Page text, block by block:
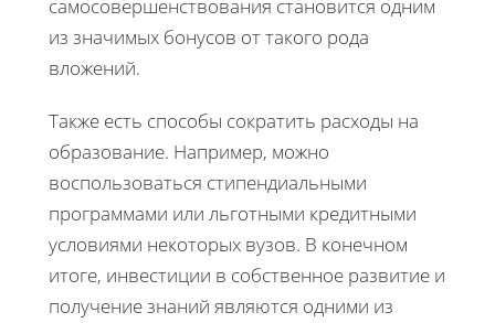
самосовершенствования становится одним
из значимых бонусов от такого рода
вложений.
Также есть способы сократить расходы на
образование. Например, можно
воспользоваться стипендиальными
программами или льготными кредитными
условиями некоторых вузов. В конечном
итоге, инвестиции в собственное развитие и
получение знаний являются одними из